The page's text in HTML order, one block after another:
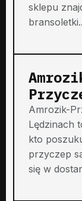
sklepu
Amrozik-
Lędzinach
kto
przyczep
się w